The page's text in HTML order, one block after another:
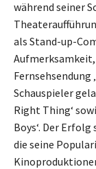
während seiner
als Stand-up-
Fernsehsendung
Schauspieler
Right Thing‘
Boys‘. Der
die seine